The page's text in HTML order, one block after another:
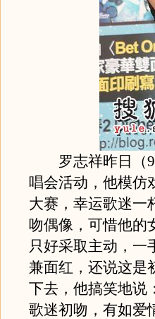
罗志祥昨日（9
唱会活动，他模仿
大赛，幸运歌迷一
吻偶像，可惜他的
只好采取主动，一
兼面红，还说这是
下去，他搞笑地说
歌迷初吻，有如爱